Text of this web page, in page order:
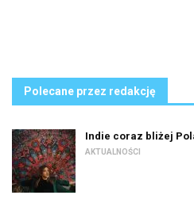
Polecane przez redakcję
Indie coraz bliżej
AKTUALNOŚCI